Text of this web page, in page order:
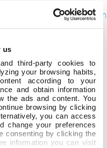
us
third-party cookies to
your browsing habits,
according to your
and obtain information
the ads and content. You
browsing by clicking
you can access
change your preferences
consenting by clicking the
information you can visit
2018
junio
2018
mayo
2018
abril
2018
febrero